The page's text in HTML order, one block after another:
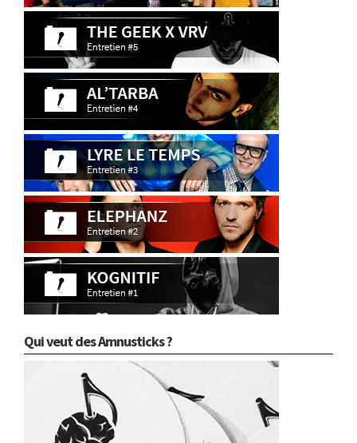
Qui veut des Amnusticks ?